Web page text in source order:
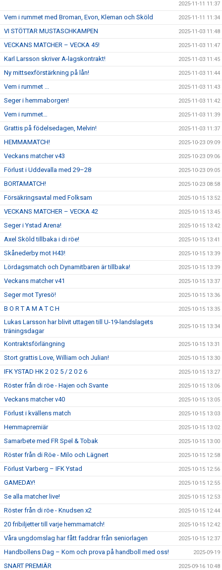
2025-11-11 11:37
Vem i rummet med Broman, Evon, Kleman och Sköld 2025-11-11 11:34
VI STÖTTAR MUSTASCHKAMPEN 2025-11-03 11:48
VECKANS MATCHER – VECKA 45! 2025-11-03 11:47
Karl Larsson skriver A-lagskontrakt! 2025-11-03 11:45
Ny mittsexförstärkning på lån! 2025-11-03 11:44
Vem i rummet ... 2025-11-03 11:43
Seger i hemmaborgen! 2025-11-03 11:42
Vem i rummet… 2025-11-03 11:39
Grattis på födelsedagen, Melvin! 2025-11-03 11:37
HEMMAMATCH! 2025-10-23 09:09
Veckans matcher v43 2025-10-23 09:06
Förlust i Uddevalla med 29–28 2025-10-23 09:05
BORTAMATCH! 2025-10-23 08:58
Försäkringsavtal med Folksam 2025-10-15 13:52
VECKANS MATCHER – VECKA 42 2025-10-15 13:45
Seger i Ystad Arena! 2025-10-15 13:42
Axel Sköld tillbaka i di röe! 2025-10-15 13:41
Skånederby mot H43! 2025-10-15 13:39
Lördagsmatch och Dynamitbaren är tillbaka! 2025-10-15 13:39
Veckans matcher v41 2025-10-15 13:37
Seger mot Tyresö! 2025-10-15 13:36
B O R T A M A T C H 2025-10-15 13:35
Lukas Larsson har blivit uttagen till U-19-landslagets
träningsdagar
2025-10-15 13:34
Kontraktsförlängning 2025-10-15 13:31
Stort grattis Love, William och Julian! 2025-10-15 13:30
IFK YSTAD HK 2 0 2 5 / 2 0 2 6 2025-10-15 13:27
Röster från di röe - Hajen och Svante 2025-10-15 13:06
Veckans matcher v40 2025-10-15 13:05
Förlust i kvällens match 2025-10-15 13:03
Hemmapremiär 2025-10-15 13:02
Samarbete med FR Spel & Tobak 2025-10-15 13:00
Röster från di Röe - Milo och Lägnert 2025-10-15 12:58
Förlust Varberg – IFK Ystad 2025-10-15 12:56
GAMEDAY! 2025-10-15 12:55
Se alla matcher live! 2025-10-15 12:53
Röster från di röe - Knudsen x2 2025-10-15 12:44
20 fribiljetter till varje hemmamatch! 2025-10-15 12:42
Våra ungdomslag har fått faddrar från seniorlagen 2025-10-15 12:37
Handbollens Dag – Kom och prova på handboll med oss! 2025-09-19
SNART PREMIÄR 2025-09-16 10:48